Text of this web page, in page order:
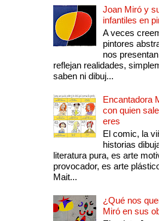
Joan Miró y
infantiles en
A veces
pintores
nos
reflejan realidades,
saben ni dibuj...
Encantadora
con quien
eres
El comic, la
historias
literatura pura, es arte
provocador, es arte
Mait...
¿Qué nos
Miró en sus